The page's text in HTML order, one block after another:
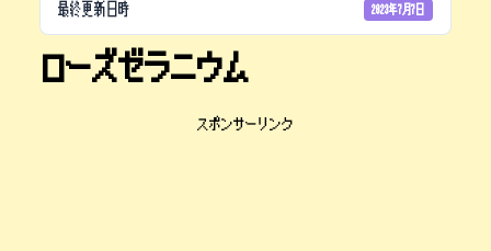
最終更新日時 2023年7月7日
ローズゼラニウム
スポンサーリンク